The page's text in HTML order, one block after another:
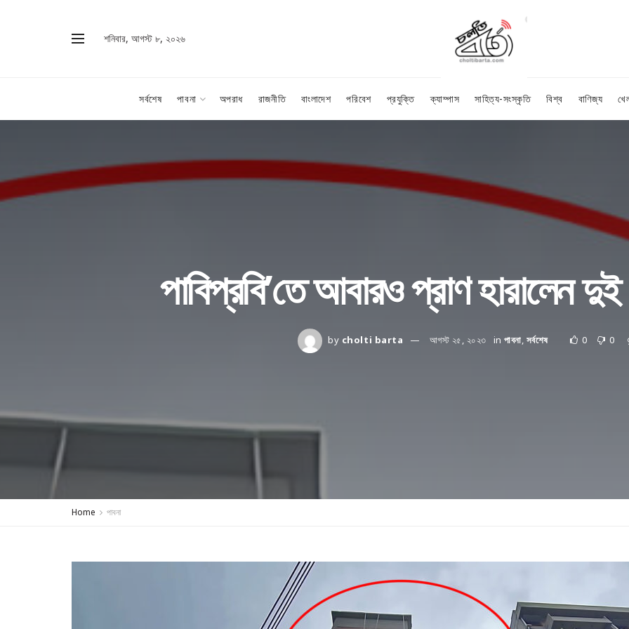
শনিবার, আগস্ট ৮, ২০২৬
সর্বশেষ পাবনা অপরাধ রাজনীতি বাংলাদেশ পরিবেশ প্রযুক্তি ক্যাম্পাস সাহিত্য-সংস্কৃতি বিশ্ব বাণিজ্য
পাবিপ্রবি’তে আবারও প্রাণ হারালেন দুই
by cholti barta আগস্ট ২৫, ২০২৩ in পাবনা, সর্বশেষ 0 0
Home পাবনা